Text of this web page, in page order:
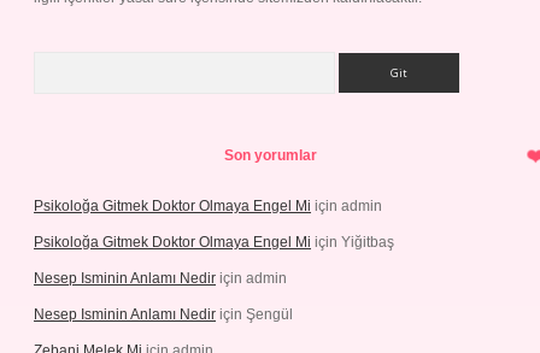
Son yorumlar
Psikoloğa Gitmek Doktor Olmaya Engel Mi için admin
Psikoloğa Gitmek Doktor Olmaya Engel Mi için Yiğitbaş
Nesep Isminin Anlamı Nedir için admin
Nesep Isminin Anlamı Nedir için Şengül